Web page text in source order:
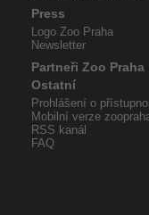
Press
Logo Zoo Praha
Newsletter
Partneři Zoo Praha
Ostatní
Prohlášení o
Mobilní verze
RSS kanál
FAQ